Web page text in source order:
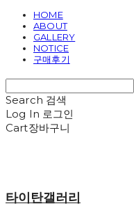
HOME
ABOUT
GALLERY
NOTICE
구매후기
Search 검색
Log In 로그인
Cart장바구니
타이탄갤러리